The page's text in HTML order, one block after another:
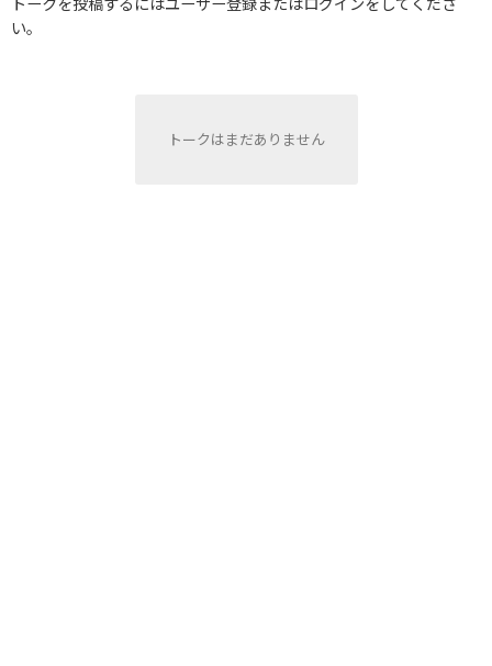
い。
トークはまだありません